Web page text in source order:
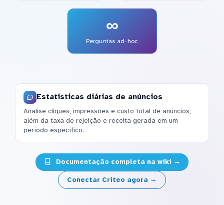
∞
Perguntas ad-hoc
Estatísticas diárias de anúncios
Analise cliques, impressões e custo total de anúncios,
além da taxa de rejeição e receita gerada em um
período específico.
Documentação completa na wiki →
Conectar Criteo agora →